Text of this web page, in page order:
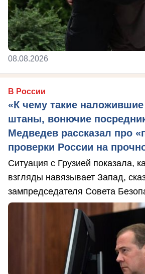
08.08.2026
В России
«К чему такие
штаны, вонючие
Медведев рассказал про
проверки России на
Ситуация с Грузией показала,
взгляды навязывает Запад,
зампредседателя Совета